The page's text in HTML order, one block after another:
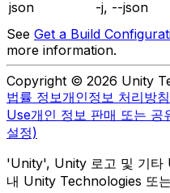
json
-j, --json
See Get a Build
more information.
Copyright © 2026 Unity
법률 정보개인정보 처리방침
Use개인 정보 판매 또는 공
설정)
'Unity', Unity 로고 및 기타
내 Unity Technologies 또